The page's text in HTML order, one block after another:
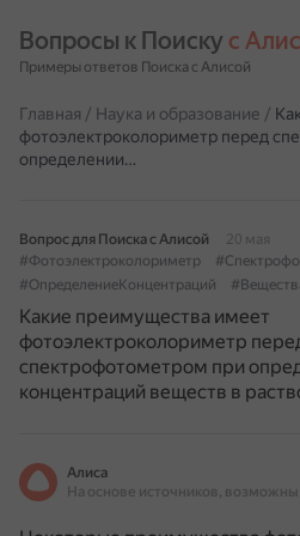
Вопросы к Поиску с
Примеры ответов Поиска с Алисой
Главная / Наука и образование /
фотоэлектроколориметр перед
определении…
Вопрос для Поиска с Алисой
20 мая
#Фотоэлектроколориметр
#ОпределениеКонцентраций
Какие преимущества имеет
фотоэлектроколориметр
спектрофотометром при
концентраций веществ в
Алиса